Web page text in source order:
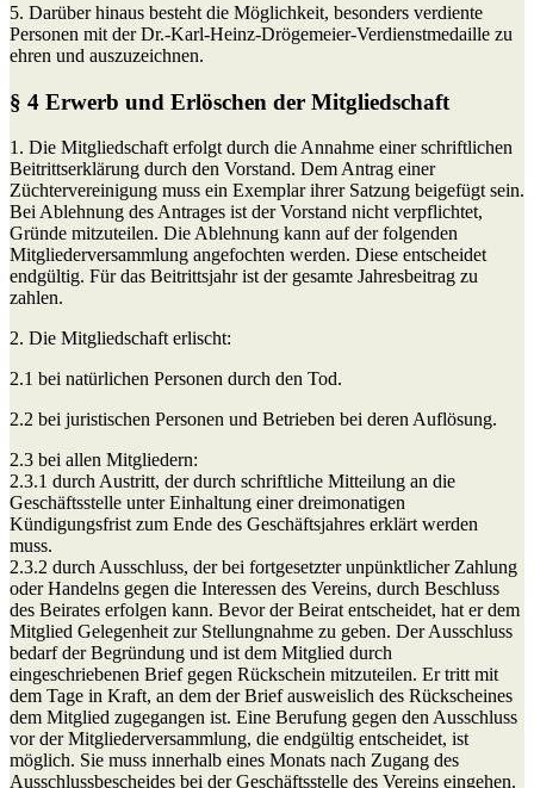
5. Darüber hinaus besteht die Möglichkeit, besonders verdiente
Personen mit der Dr.-Karl-Heinz-Drögemeier-Verdienstmedaille zu
ehren und auszuzeichnen.
§ 4 Erwerb und Erlöschen der Mitgliedschaft
1. Die Mitgliedschaft erfolgt durch die Annahme einer schriftlichen
Beitrittserklärung durch den Vorstand. Dem Antrag einer
Züchtervereinigung muss ein Exemplar ihrer Satzung beigefügt sein.
Bei Ablehnung des Antrages ist der Vorstand nicht verpflichtet,
Gründe mitzuteilen. Die Ablehnung kann auf der folgenden
Mitgliederversammlung angefochten werden. Diese entscheidet
endgültig. Für das Beitrittsjahr ist der gesamte Jahresbeitrag zu
zahlen.
2. Die Mitgliedschaft erlischt:
2.1 bei natürlichen Personen durch den Tod.
2.2 bei juristischen Personen und Betrieben bei deren Auflösung.
2.3 bei allen Mitgliedern:
2.3.1 durch Austritt, der durch schriftliche Mitteilung an die
Geschäftsstelle unter Einhaltung einer dreimonatigen
Kündigungsfrist zum Ende des Geschäftsjahres erklärt werden
muss.
2.3.2 durch Ausschluss, der bei fortgesetzter unpünktlicher Zahlung
oder Handelns gegen die Interessen des Vereins, durch Beschluss
des Beirates erfolgen kann. Bevor der Beirat entscheidet, hat er dem
Mitglied Gelegenheit zur Stellungnahme zu geben. Der Ausschluss
bedarf der Begründung und ist dem Mitglied durch
eingeschriebenen Brief gegen Rückschein mitzuteilen. Er tritt mit
dem Tage in Kraft, an dem der Brief ausweislich des Rückscheines
dem Mitglied zugegangen ist. Eine Berufung gegen den Ausschluss
vor der Mitgliederversammlung, die endgültig entscheidet, ist
möglich. Sie muss innerhalb eines Monats nach Zugang des
Ausschlussbescheides bei der Geschäftsstelle des Vereins eingehen.